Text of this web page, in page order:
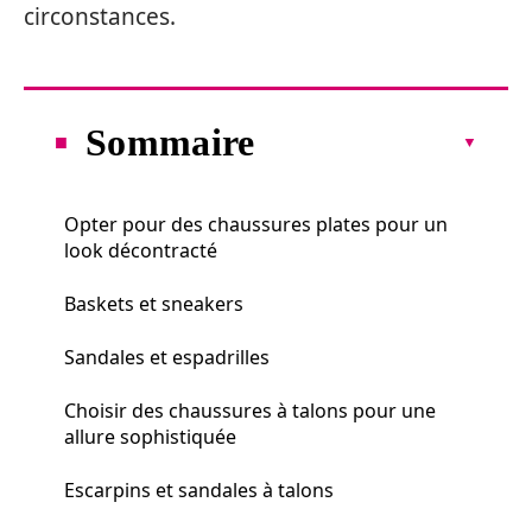
circonstances.
Sommaire
Opter pour des chaussures plates pour un
look décontracté
Baskets et sneakers
Sandales et espadrilles
Choisir des chaussures à talons pour une
allure sophistiquée
Escarpins et sandales à talons